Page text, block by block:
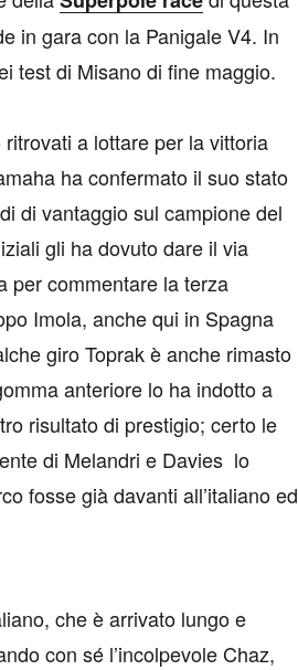
in gara con la Panigale V4. In
test di Misano di fine maggio.
a lottare per la vittoria
ha confermato il suo stato
di vantaggio sul campione del
gli ha dovuto dare il via
per commentare la terza
Imola, anche qui in Spagna
giro Toprak è anche rimasto
anteriore lo ha indotto a
risultato di prestigio; certo le
di Melandri e Davies lo
fosse già davanti all’italiano ed
che è arrivato lungo e
con sé l’incolpevole Chaz,